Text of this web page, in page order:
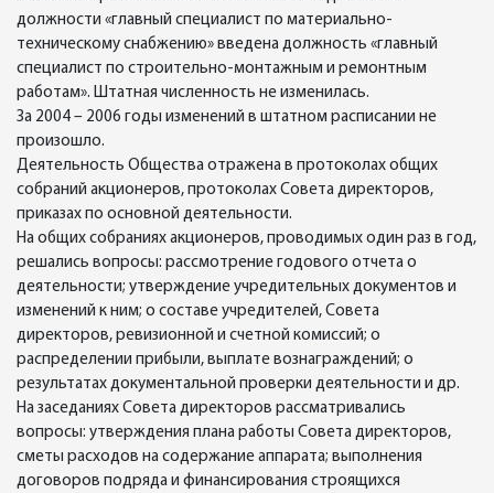
должности «главный специалист по материально-
техническому снабжению» введена должность «главный
специалист по строительно-монтажным и ремонтным
работам». Штатная численность не изменилась.
За 2004 – 2006 годы изменений в штатном расписании не
произошло.
Деятельность Общества отражена в протоколах общих
собраний акционеров, протоколах Совета директоров,
приказах по основной деятельности.
На общих собраниях акционеров, проводимых один раз в год,
решались вопросы: рассмотрение годового отчета о
деятельности; утверждение учредительных документов и
изменений к ним; о составе учредителей, Совета
директоров, ревизионной и счетной комиссий; о
распределении прибыли, выплате вознаграждений; о
результатах документальной проверки деятельности и др.
На заседаниях Совета директоров рассматривались
вопросы: утверждения плана работы Совета директоров,
сметы расходов на содержание аппарата; выполнения
договоров подряда и финансирования строящихся